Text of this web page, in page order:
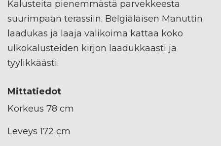
Kalusteita pienemmästä parvekkeesta
suurimpaan terassiin. Belgialaisen Manuttin
laadukas ja laaja valikoima kattaa koko
ulkokalusteiden kirjon laadukkaasti ja
tyylikkäästi.
Mittatiedot
Korkeus 78 cm
Leveys 172 cm